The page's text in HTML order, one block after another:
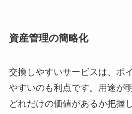
資産管理の簡略化
交換しやすいサービスは、ポ
やすいのも利点です。用途が
どれだけの価値があるか把握